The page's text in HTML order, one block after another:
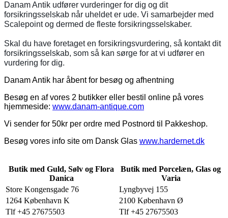
Danam Antik udfører vurderinger for dig og dit
forsikringsselskab når uheldet er ude. Vi samarbejder med
Scalepoint og dermed de fleste forsikringsselskaber.
Skal du have foretaget en forsikringsvurdering, så kontakt dit
forsikringsselskab, som så kan sørge for at vi udfører en
vurdering for dig.
Danam Antik har åbent for besøg og afhentning
Besøg en af vores 2 butikker eller bestil online på vores
hjemmeside: www.danam-antique.com
Vi sender for 50kr per ordre med Postnord til Pakkeshop.
Besøg vores info site om Dansk Glas www.hardernet.dk
Butik med Guld, Sølv og Flora
Danica
Butik med Porcelæn, Glas og
Varia
Store Kongensgade 76
Lyngbyvej 155
1264 København K
2100 København Ø
Tlf +45 27675503
Tlf +45 27675503